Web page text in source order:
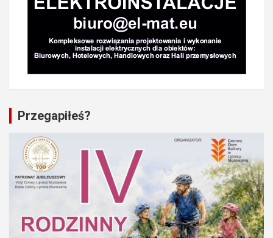
Przegapiłeś?